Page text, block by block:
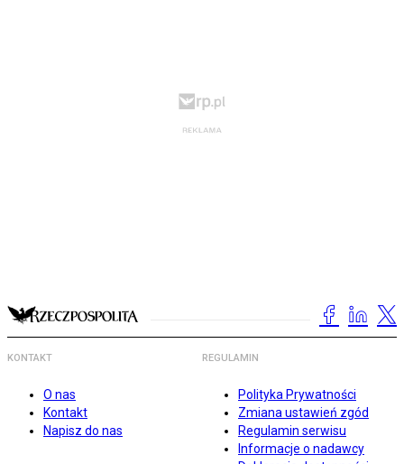
KONTAKT
O nas
Kontakt
Napisz do nas
REGULAMIN
Polityka Prywatności
Zmiana ustawień zgód
Regulamin serwisu
Informacje o nadawcy